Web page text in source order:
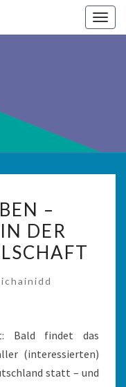
–
DER
Bald findet das
(interessierten)
statt – und